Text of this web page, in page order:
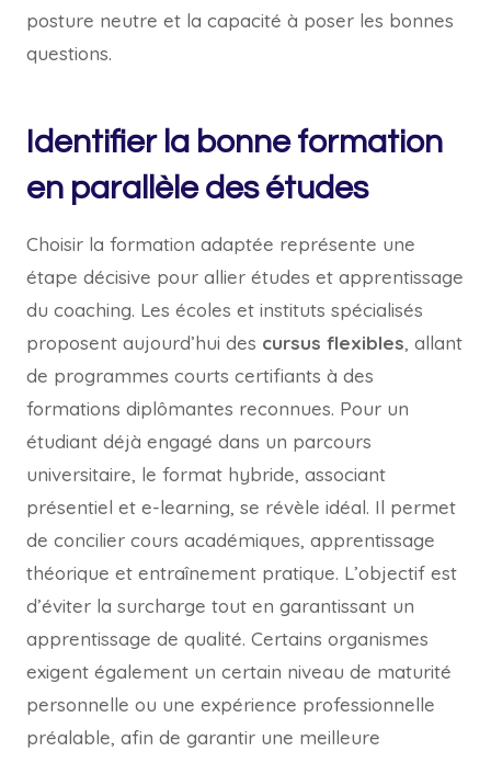
posture neutre et la capacité à poser les bonnes
questions.
Identifier la bonne formation
en parallèle des études
Choisir la formation adaptée représente une
étape décisive pour allier études et apprentissage
du coaching. Les écoles et instituts spécialisés
proposent aujourd’hui des cursus flexibles, allant
de programmes courts certifiants à des
formations diplômantes reconnues. Pour un
étudiant déjà engagé dans un parcours
universitaire, le format hybride, associant
présentiel et e-learning, se révèle idéal. Il permet
de concilier cours académiques, apprentissage
théorique et entraînement pratique. L’objectif est
d’éviter la surcharge tout en garantissant un
apprentissage de qualité. Certains organismes
exigent également un certain niveau de maturité
personnelle ou une expérience professionnelle
préalable, afin de garantir une meilleure